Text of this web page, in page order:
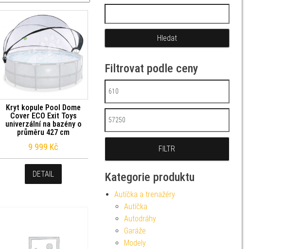
Kryt kopule Pool Dome
Cover ECO Exit Toys
univerzální na bazény o
průměru 427 cm
9 999 Kč
DETAIL
Filtrovat podle ceny
Minimální cena
Maximální cena
FILTR
Kategorie produktu
Autíčka a trenažéry
Autíčka
Autodráhy
Garáže
Modely